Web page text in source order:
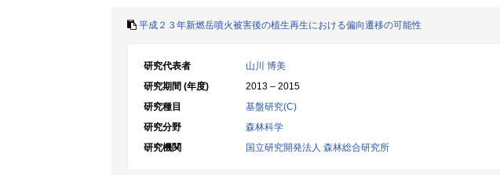
平成２３年新燃岳噴火被害後の植生再生における偏向遷移の可能性
研究代表者
山川 博美
研究期間 (年度)
2013 – 2015
研究種目
基盤研究(C)
研究分野
森林科学
研究機関
国立研究開発法人 森林総合研究所